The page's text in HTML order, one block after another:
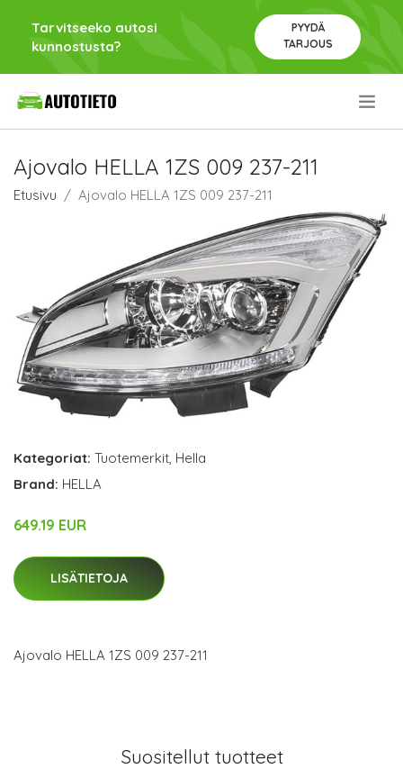
Tarvitseeko autosi
kunnostusta?
PYYDÄ
TARJOUS
Ajovalo HELLA 1ZS 009 237-211
Etusivu Ajovalo HELLA 1ZS 009 237-211
Kategoriat: Tuotemerkit, Hella
Brand: HELLA
649.19 EUR
LISÄTIETOJA
Ajovalo HELLA 1ZS 009 237-211
Suositellut tuotteet